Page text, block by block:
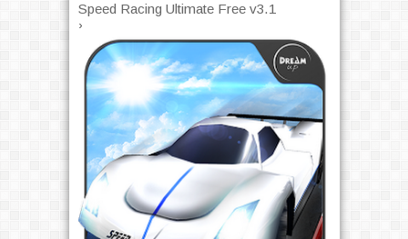
Speed ​​Racing Ultimate Free v3.1
›